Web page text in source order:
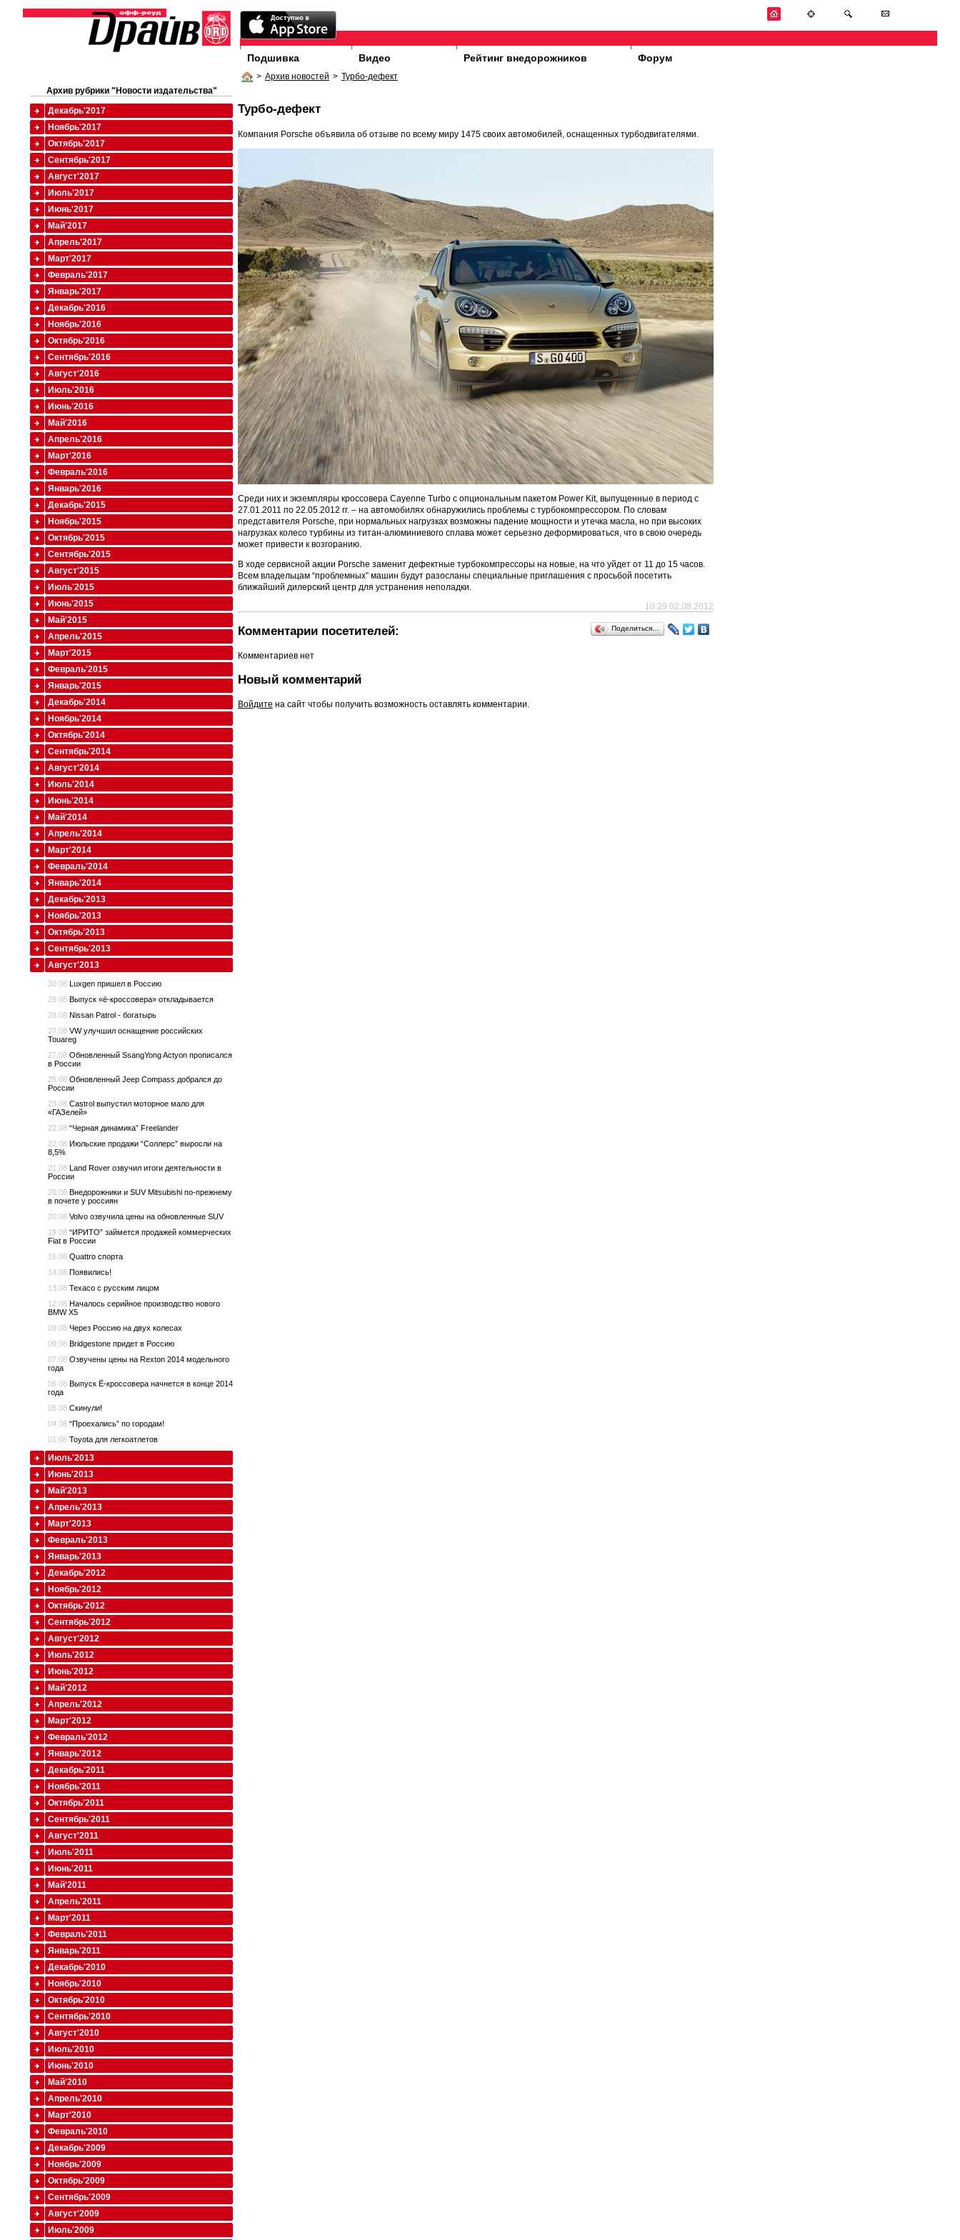
Подшивка Видео Рейтинг внедорожников Форум
> Архив новостей > Турбо-дефект
Турбо-дефект
Компания Porsche объявила об отзыве по всему миру 1475 своих автомобилей, оснащенных турбодвигателями.
Среди них и экземпляры кроссовера Cayenne Turbo с опциональным пакетом Power Kit, выпущенные в период с
27.01.2011 по 22.05.2012 гг. – на автомобилях обнаружились проблемы с турбокомпрессором. По словам
представителя Porsche, при нормальных нагрузках возможны падение мощности и утечка масла, но при высоких
нагрузках колесо турбины из титан-алюминиевого сплава может серьезно деформироваться, что в свою очередь
может привести к возгоранию.
В ходе сервисной акции Porsche заменит дефектные турбокомпрессоры на новые, на что уйдет от 11 до 15 часов.
Всем владельцам “проблемных” машин будут разосланы специальные приглашения с просьбой посетить
ближайший дилерский центр для устранения неполадки.
10:29 02.08.2012
Поделиться…
Комментарии посетителей:
Комментариев нет
Новый комментарий
Войдите на сайт чтобы получить возможность оставлять комментарии.
Архив рубрики "Новости издательства"
Декабрь'2017
Ноябрь'2017
Октябрь'2017
Сентябрь'2017
Август'2017
Июль'2017
Июнь'2017
Май'2017
Апрель'2017
Март'2017
Февраль'2017
Январь'2017
Декабрь'2016
Ноябрь'2016
Октябрь'2016
Сентябрь'2016
Август'2016
Июль'2016
Июнь'2016
Май'2016
Апрель'2016
Март'2016
Февраль'2016
Январь'2016
Декабрь'2015
Ноябрь'2015
Октябрь'2015
Сентябрь'2015
Август'2015
Июль'2015
Июнь'2015
Май'2015
Апрель'2015
Март'2015
Февраль'2015
Январь'2015
Декабрь'2014
Ноябрь'2014
Октябрь'2014
Сентябрь'2014
Август'2014
Июль'2014
Июнь'2014
Май'2014
Апрель'2014
Март'2014
Февраль'2014
Январь'2014
Декабрь'2013
Ноябрь'2013
Октябрь'2013
Сентябрь'2013
Август'2013
30.08 Luxgen пришел в Россию
29.08 Выпуск «ё-кроссовера» откладывается
28.08 Nissan Patrol - богатырь
27.08 VW улучшил оснащение российских
Touareg
27.08 Обновленный SsangYong Actyon прописался
в России
25.08 Обновленный Jeep Compass добрался до
России
23.08 Сastrol выпустил моторное мало для
«ГАЗелей»
22.08 “Черная динамика” Freelander
22.08 Июльские продажи “Соллерс” выросли на
8,5%
21.08 Land Rover озвучил итоги деятельности в
России
20.08 Внедорожники и SUV Mitsubishi по-прежнему
в почете у россиян
20.08 Volvo озвучила цены на обновленные SUV
19.08 “ИРИТО” займется продажей коммерческих
Fiat в России
16.08 Quattro спорта
14.08 Появились!
13.08 Texaco с русским лицом
12.08 Началось серийное производство нового
BMW X5
09.08 Через Россию на двух колесах
09.08 Bridgestone придет в Россию
07.08 Озвучены цены на Rexton 2014 модельного
года
06.08 Выпуск Ё-кроссовера начнется в конце 2014
года
05.08 Скинули!
04.08 “Проехались” по городам!
01.08 Toyota для легкоатлетов
Июль'2013
Июнь'2013
Май'2013
Апрель'2013
Март'2013
Февраль'2013
Январь'2013
Декабрь'2012
Ноябрь'2012
Октябрь'2012
Сентябрь'2012
Август'2012
Июль'2012
Июнь'2012
Май'2012
Апрель'2012
Март'2012
Февраль'2012
Январь'2012
Декабрь'2011
Ноябрь'2011
Октябрь'2011
Сентябрь'2011
Август'2011
Июль'2011
Июнь'2011
Май'2011
Апрель'2011
Март'2011
Февраль'2011
Январь'2011
Декабрь'2010
Ноябрь'2010
Октябрь'2010
Сентябрь'2010
Август'2010
Июль'2010
Июнь'2010
Май'2010
Апрель'2010
Март'2010
Февраль'2010
Декабрь'2009
Ноябрь'2009
Октябрь'2009
Сентябрь'2009
Август'2009
Июль'2009